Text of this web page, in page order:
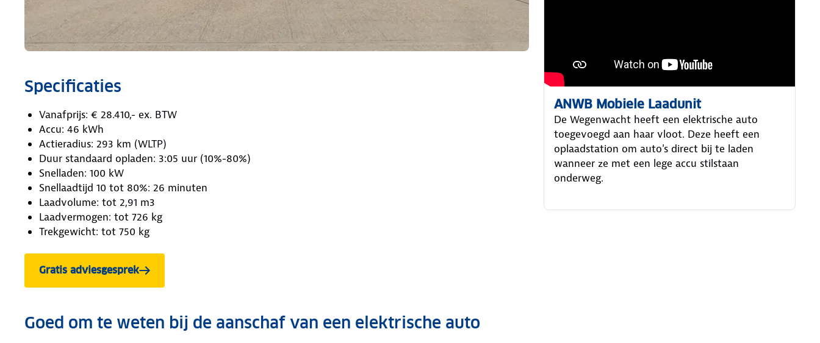
Specificaties
Vanafprijs: € 28.410,- ex. BTW
Accu: 46 kWh
Actieradius: 293 km (WLTP)
Duur standaard opladen: 3:05 uur (10%-80%)
Snelladen: 100 kW
Snellaadtijd 10 tot 80%: 26 minuten
Laadvolume: tot 2,91 m3
Laadvermogen: tot 726 kg
Trekgewicht: tot 750 kg
Gratis adviesgesprek
Goed om te weten bij de aanschaf van een elektrische auto
ANWB Mobiele Laadunit
De Wegenwacht heeft een elektrische auto
toegevoegd aan haar vloot. Deze heeft een
oplaadstation om auto's direct bij te laden
wanneer ze met een lege accu stilstaan
onderweg.